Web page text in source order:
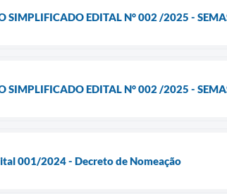
SIMPLIFICADO EDITAL N° 002 /2025 -
SIMPLIFICADO EDITAL N° 002 /2025 -
001/2024 - Decreto de Nomeação